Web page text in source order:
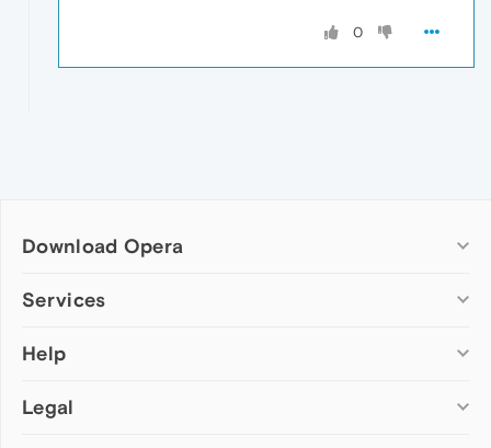
0
Download Opera
Computer browsers
Opera for Mac
Opera beta version
Services
Add-ons
Wallpapers
Help
Help & support
Legal